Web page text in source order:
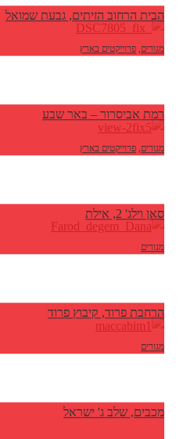
הבית הרחוב הזיתים, גבעת שמואל
מגורים, פרוייקטים בארץ
רמת אביסרור – באר שבע
מגורים פרוייקטים בארץ
סאן וילג' 2, אילת
מגורים
הרחבת פרוד, קיבוץ פרוד
מגורים
מכבים, שלב ג' ישראל